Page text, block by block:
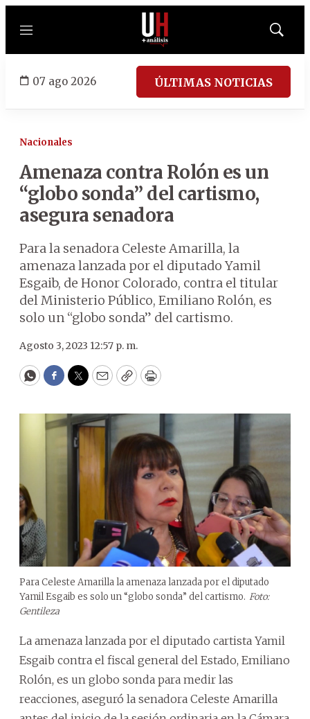
Menú
Mostrar
07 ago 2026 ÚLTIMAS NOTICIAS
Nacionales
Amenaza contra Rolón es un
“globo sonda” del cartismo,
asegura senadora
Para la senadora Celeste Amarilla, la
amenaza lanzada por el diputado Yamil
Esgaib, de Honor Colorado, contra el titular
del Ministerio Público, Emiliano Rolón, es
solo un “globo sonda” del cartismo.
Agosto 3, 2023 12:57 p. m.
WhatsApp
Facebook
Twitter
EmailCopyPrint
Para Celeste Amarilla la amenaza lanzada por el diputado
Yamil Esgaib es solo un “globo sonda” del cartismo. Foto:
Gentileza
La amenaza lanzada por el diputado cartista Yamil
Esgaib contra el fiscal general del Estado, Emiliano
Rolón, es un globo sonda para medir las
reacciones, aseguró la senadora Celeste Amarilla